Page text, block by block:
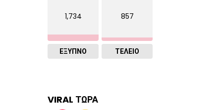
1,734
ΈΞΥΠΝΟ
857
ΤΕΛΕΙΟ
VIRAL ΤΩΡΑ